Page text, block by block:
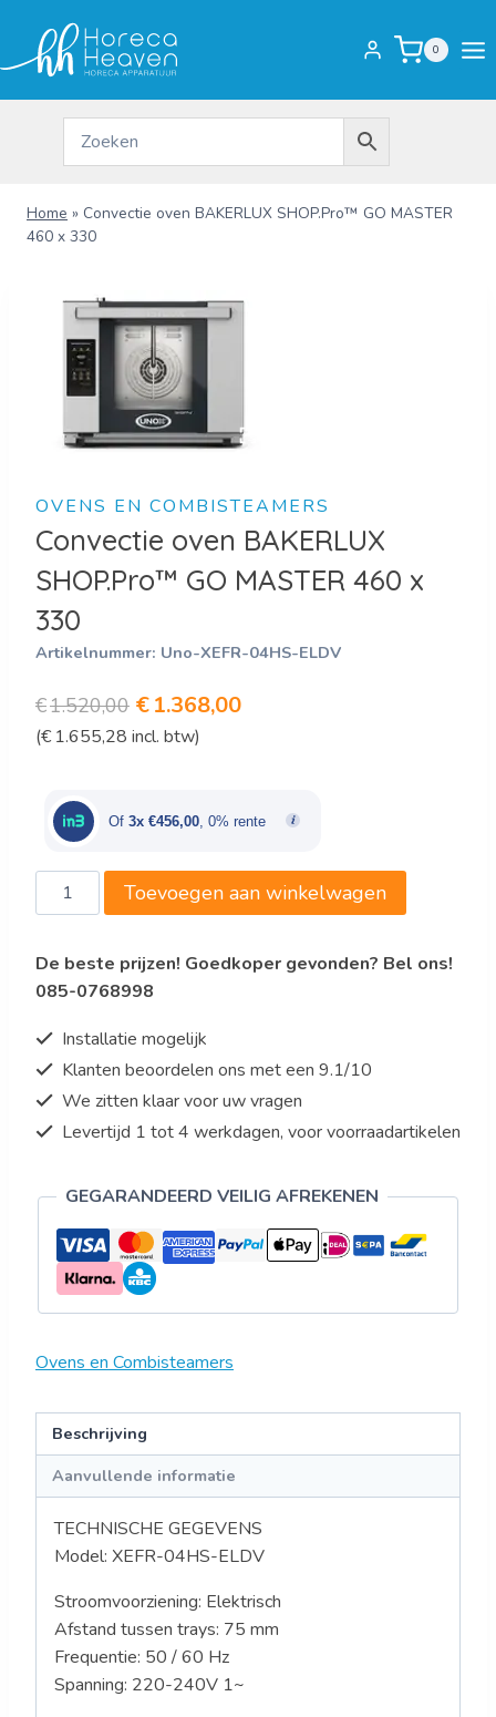
inhoud
0
Home » Convectie oven BAKERLUX SHOP.Pro™ GO MASTER
460 x 330
OVENS EN COMBISTEAMERS
Convectie oven BAKERLUX
SHOP.Pro™ GO MASTER 460 x
330
Artikelnummer: Uno-XEFR-04HS-ELDV
€1.520,00 Oorspronkelijke
prijs
€1.520,00.
€1.368,00Huidige
€1.368,00.
(€ 1.655,28 incl. btw)
Of 3x €456,00 , 0% rente
Convectie
oven
SHOP.Pro™
GO
460
x
330
aantal
Toevoegen aan winkelwagen
De beste prijzen! Goedkoper gevonden? Bel ons!
085-0768998
Installatie mogelijk
Klanten beoordelen ons met een 9.1/10
We zitten klaar voor uw vragen
Levertijd 1 tot 4 werkdagen, voor voorraadartikelen
GEGARANDEERD VEILIG AFREKENEN
Ovens en Combisteamers
Beschrijving
Aanvullende informatie
TECHNISCHE GEGEVENS
Model: XEFR-04HS-ELDV
Stroomvoorziening: Elektrisch
Afstand tussen trays: 75 mm
Frequentie: 50 / 60 Hz
Spanning: 220-240V 1~